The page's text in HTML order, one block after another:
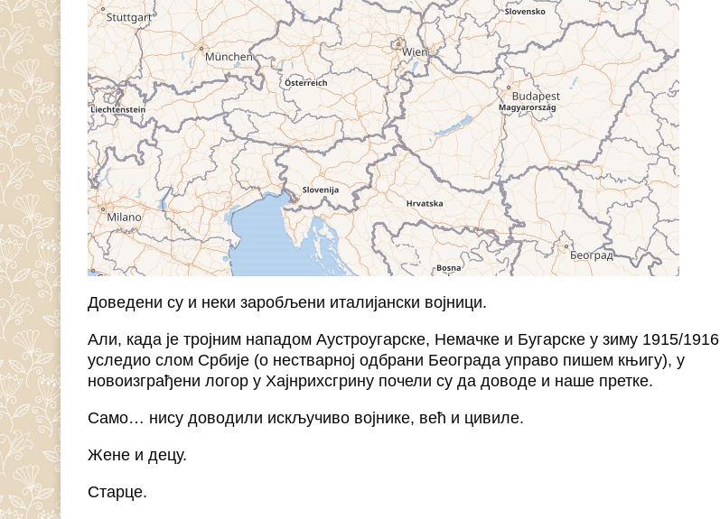
Доведени су и неки заробљени италијански војници.
Али, када је тројним нападом Аустроугарске, Немачке и Бугарске у зиму 1915/1916
уследио слом Србије (о нестварној одбрани Београда управо пишем књигу), у
новоизграђени логор у Хајнрихсгрину почели су да доводе и наше претке.
Само… нису доводили искључиво војнике, већ и цивиле.
Жене и децу.
Старце.